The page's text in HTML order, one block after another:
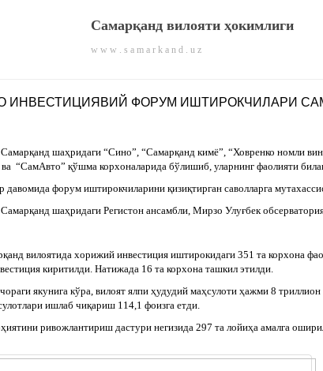
Самарқанд вилояти ҳокимлиги
w w w . s a m a r k a n d . u z
ИНВЕСТИЦИЯВИЙ ФОРУМ ИШТИРОКЧИЛАРИ
шаҳридаги “Сино”, “Самарқанд кимё”, “Ховренко номли
“СамАвто” қўшма корхоналарида бўлишиб, уларнинг фаолияти
давомида форум иштирокчиларини қизиқтирган саволларга
шаҳридаги Регистон ансамбли, Мирзо Улуғбек
вилоятида хорижий инвестиция иштирокидаги 351 та корхона
киритилди. Натижада 16 та корхона ташкил этилди.
якунига кўра, вилоят ялпи ҳудудий маҳсулоти ҳажми 8
ишлаб чиқариш 114,1 фоизга етди.
ривожлантириш дастури негизида 297 та лойиҳа амалга